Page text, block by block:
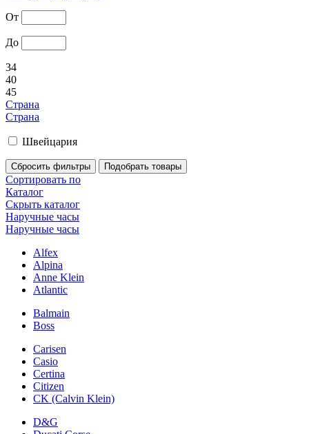
От
До
34
40
45
Страна
Страна
Швейцария
Сортировать по
Каталог
Скрыть каталог
Наручные часы
Наручные часы
Alfex
Alpina
Anne Klein
Atlantic
Balmain
Boss
Carisen
Casio
Certina
Citizen
CK (Calvin Klein)
D&G